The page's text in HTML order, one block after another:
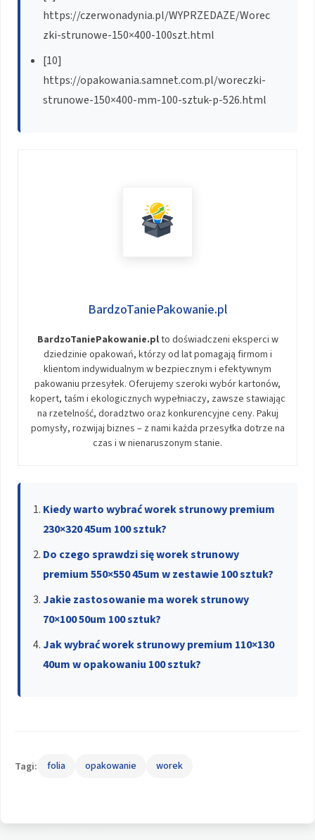
https://czerwonadynia.pl/WYPRZEDAZE/Worec
zki-strunowe-150×400-100szt.html
[10]
https://opakowania.samnet.com.pl/woreczki-
strunowe-150×400-mm-100-sztuk-p-526.html
BardzoTaniePakowanie.pl
BardzoTaniePakowanie.plto doświadczeni eksperci w
dziedzinie opakowań, którzy od lat pomagają firmom i
klientom indywidualnym w bezpiecznym i efektywnym
pakowaniu przesyłek. Oferujemy szeroki wybór kartonów,
kopert, taśm i ekologicznych wypełniaczy, zawsze stawiając
na rzetelność, doradztwo oraz konkurencyjne ceny. Pakuj
pomysły, rozwijaj biznes – z nami każda przesyłka dotrze na
czas i w nienaruszonym stanie.
Kiedy warto wybrać worek strunowy premium
230×320 45um 100 sztuk?
Do czego sprawdzi się worek strunowy
premium 550×550 45um w zestawie 100 sztuk?
Jakie zastosowanie ma worek strunowy
70×100 50um 100 sztuk?
Jak wybrać worek strunowy premium 110×130
40um w opakowaniu 100 sztuk?
Tagi: folia opakowanie worek